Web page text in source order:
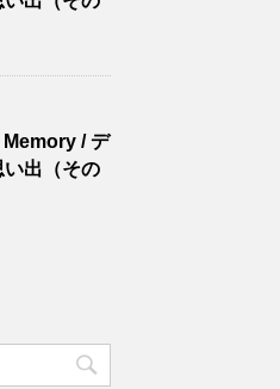
/ デ
い出（その